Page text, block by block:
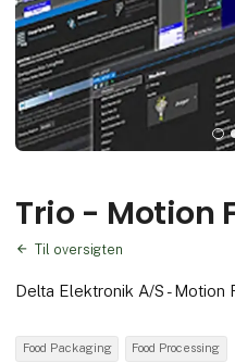
Trio - Motion
Til oversigten
Delta Elektronik A/S - Motion
Food Packaging Food Processing